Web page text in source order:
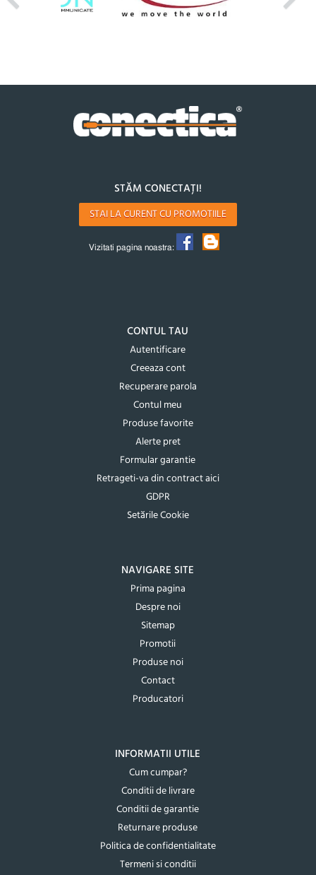
STĂM CONECTAȚI!
STAI LA CURENT CU PROMOTIILE
Vizitati pagina noastra:
CONTUL TAU
Autentificare
Creeaza cont
Recuperare parola
Contul meu
Produse favorite
Alerte pret
Formular garantie
Retrageti-va din contract aici
GDPR
Setările Cookie
NAVIGARE SITE
Prima pagina
Despre noi
Sitemap
Promotii
Produse noi
Contact
Producatori
INFORMATII UTILE
Cum cumpar?
Conditii de livrare
Conditii de garantie
Returnare produse
Politica de confidentialitate
Termeni si conditii